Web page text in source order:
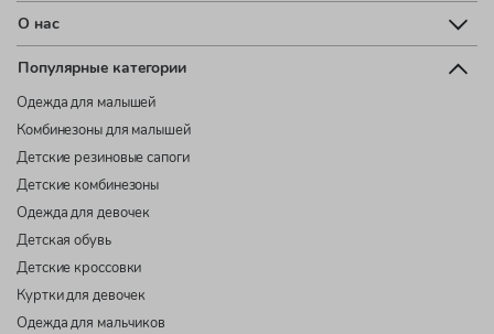
О нас
Популярные категории
Одежда для малышей
Комбинезоны для малышей
Детские резиновые сапоги
Детские комбинезоны
Одежда для девочек
Детская обувь
Детские кроссовки
Куртки для девочек
Одежда для мальчиков